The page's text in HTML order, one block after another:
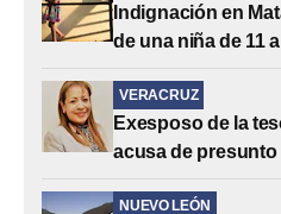
Indignación en
de una niña de 11
VERACRUZ
Exesposo de la
acusa de
NUEVO LEÓN